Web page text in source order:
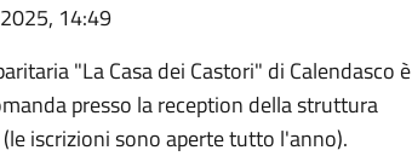
14:49
"La Casa dei Castori" di Calendasco è
presso la reception della struttura
iscrizioni sono aperte tutto l'anno).